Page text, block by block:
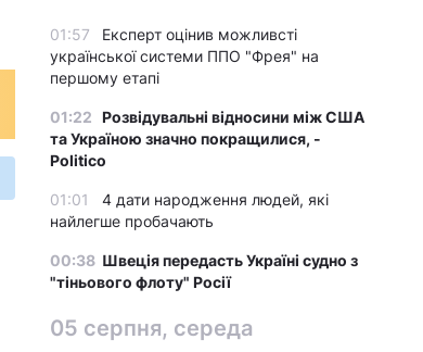
01:57
Експерт оцінив можливсті
української системи ППО "Фрея" на
першому етапі
01:22 Розвідувальні відносини між США
та Україною значно покращилися, -
Politico
01:01
4 дати народження людей, які
найлегше пробачають
00:38 Швеція передасть Україні судно з
"тіньового флоту" Росії
05 серпня, середа